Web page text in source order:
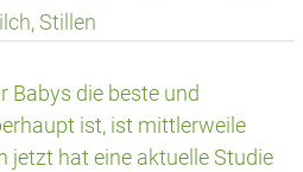
, Stillen
Babys die beste und
ist, ist mittlerweile
jetzt hat eine aktuelle Studie